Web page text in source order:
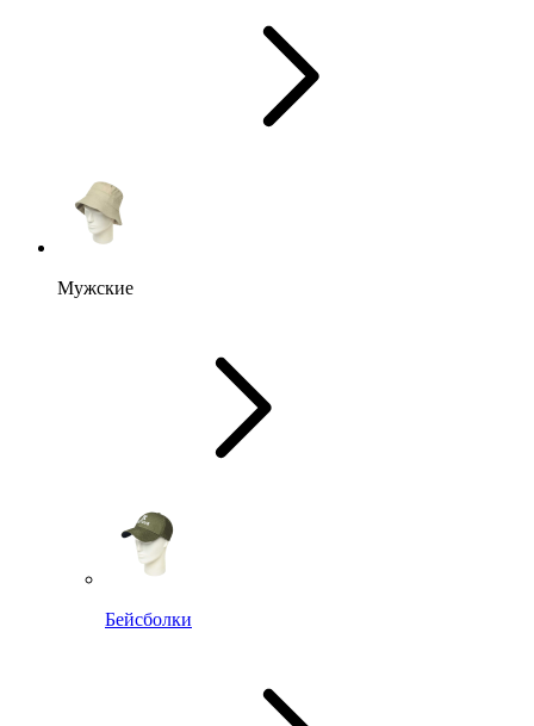
Мужские
Бейсболки